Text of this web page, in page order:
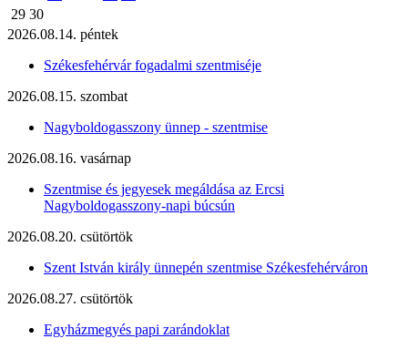
29 30
2026.08.14. péntek
Székesfehérvár fogadalmi szentmiséje
2026.08.15. szombat
Nagyboldogasszony ünnep - szentmise
2026.08.16. vasárnap
Szentmise és jegyesek megáldása az Ercsi
Nagyboldogasszony-napi búcsún
2026.08.20. csütörtök
Szent István király ünnepén szentmise Székesfehérváron
2026.08.27. csütörtök
Egyházmegyés papi zarándoklat